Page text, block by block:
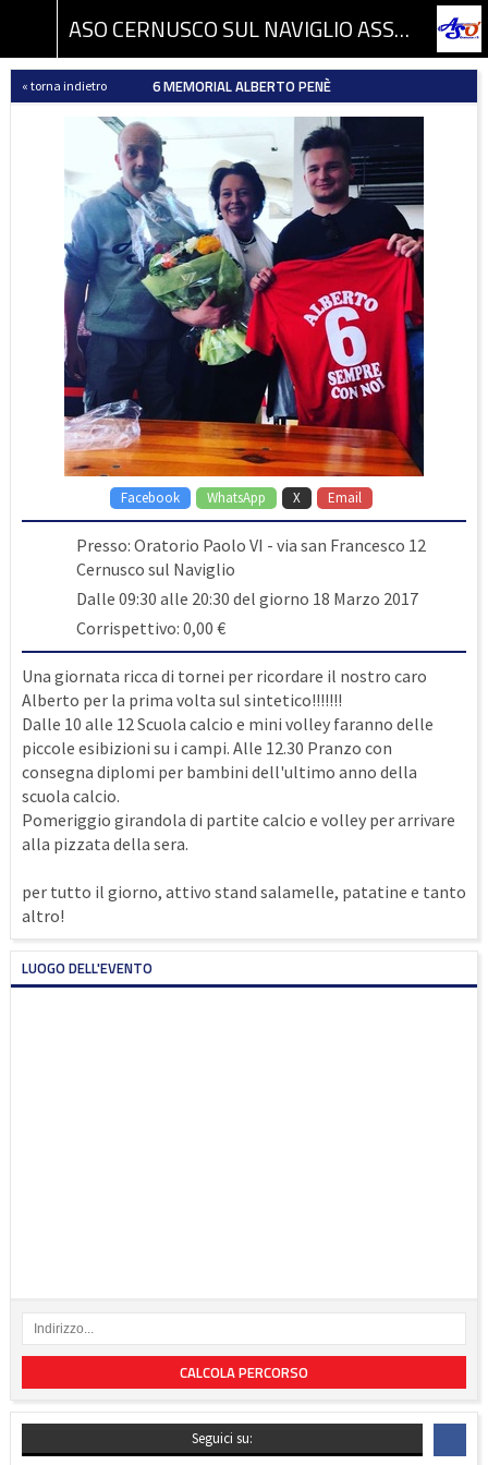
ASO CERNUSCO SUL NAVIGLIO ASSOCIAZIONE SPORTIVA DILETTANTISTICA
« torna indietro 6 MEMORIAL ALBERTO PENÈ
Facebook WhatsApp X Email
Presso: Oratorio Paolo VI - via san Francesco 12
Cernusco sul Naviglio
Dalle 09:30 alle 20:30 del giorno 18 Marzo 2017
Corrispettivo: 0,00 €
Una giornata ricca di tornei per ricordare il nostro caro
Alberto per la prima volta sul sintetico!!!!!!!
Dalle 10 alle 12 Scuola calcio e mini volley faranno delle
piccole esibizioni su i campi. Alle 12.30 Pranzo con
consegna diplomi per bambini dell'ultimo anno della
scuola calcio.
Pomeriggio girandola di partite calcio e volley per arrivare
alla pizzata della sera.
per tutto il giorno, attivo stand salamelle, patatine e tanto
altro!
LUOGO DELL'EVENTO
CALCOLA PERCORSO
Seguici su: